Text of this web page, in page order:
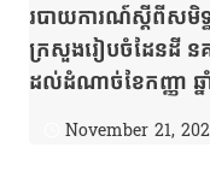
របាយការណ៍​ស្ដីពី​សមិទ្
ក្រសួង​រៀបចំ​ដែនដី
ដល់​ដំណាច់​ខែ​កញ្ញា ឆ្
November 21,